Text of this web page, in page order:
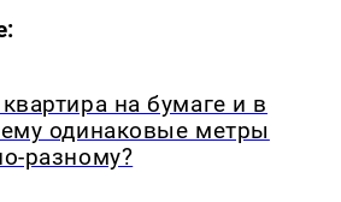
на бумаге и в
одинаковые метры
разному?